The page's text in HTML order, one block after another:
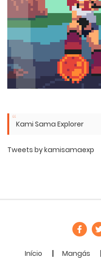
Kami Sama Explorer
Tweets by kamisamaexp
Início Mangás